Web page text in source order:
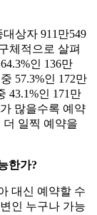
상자 911만549
체적으로 살펴
인 136만
57.3%인 172만
43.1%인 171만
많을수록 예약
더 일찍 예약을
한가?
대신 예약할 수
인 누구나 가능